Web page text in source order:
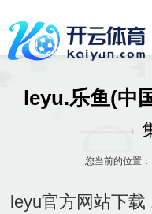
leyu.乐鱼(中
您当前的位置：
leyu官方网站下